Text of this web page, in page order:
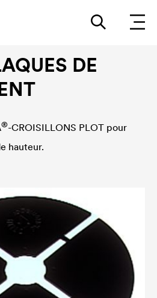
DE
®-CROISILLONS PLOT pour
hauteur.